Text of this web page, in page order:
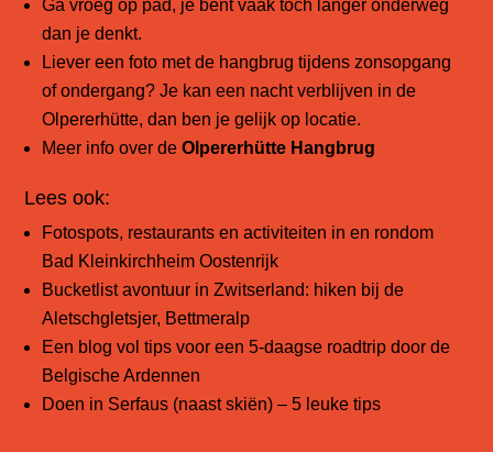
Ga vroeg op pad, je bent vaak toch langer onderweg
dan je denkt.
Liever een foto met de hangbrug tijdens zonsopgang
of ondergang? Je kan een nacht verblijven in de
Olpererhütte, dan ben je gelijk op locatie.
Meer info over deOlpererhütte Hangbrug
Lees ook:
Fotospots, restaurants en activiteiten in en rondom
Bad Kleinkirchheim Oostenrijk
Bucketlist avontuur in Zwitserland: hiken bij de
Aletschgletsjer, Bettmeralp
Een blog vol tips voor een 5-daagse roadtrip door de
Belgische Ardennen
Doen in Serfaus (naast skiën) – 5 leuke tips